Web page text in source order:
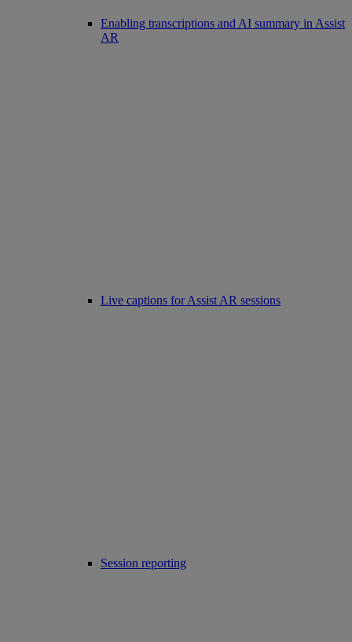
Enabling transcriptions and AI summary in Assist
AR
Live captions for Assist AR sessions
Session reporting